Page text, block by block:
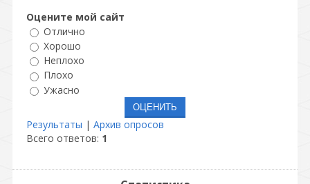
Оцените мой сайт
Отлично
Хорошо
Неплохо
Плохо
Ужасно
Результаты | Архив опросов
Всего ответов: 1